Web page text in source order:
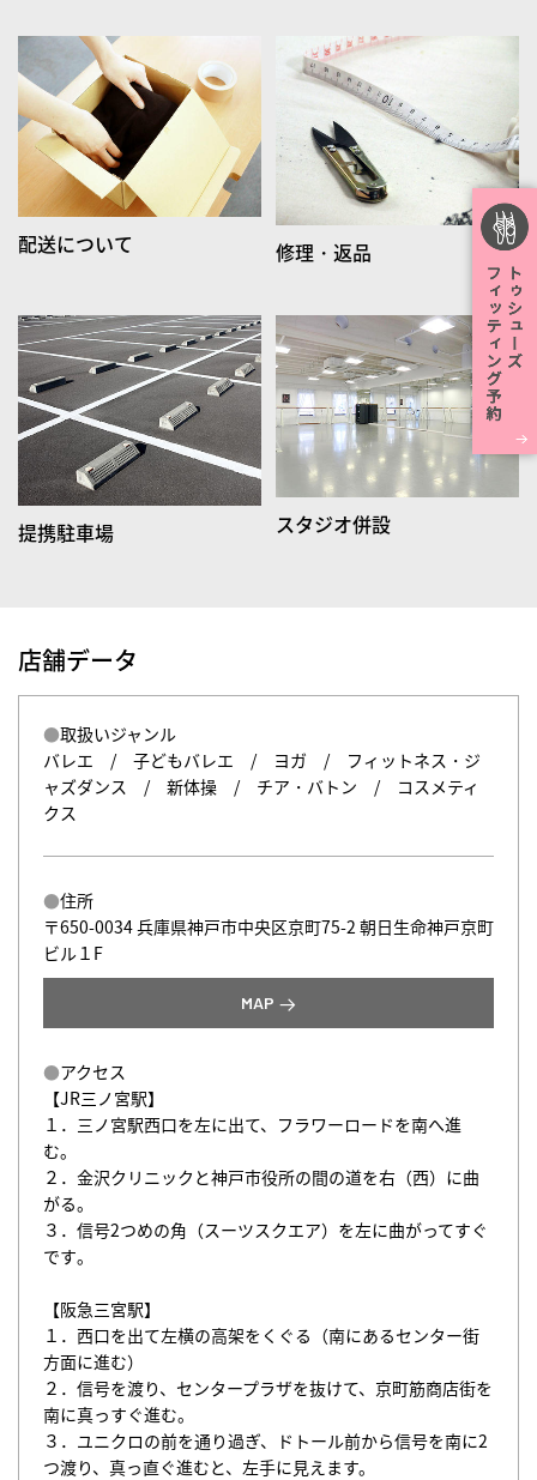
配送について 修理・返品
提携駐車場 スタジオ併設
店舗データ
取扱いジャンル
バレエ / 子どもバレエ / ヨガ / フィットネス・ジ
ャズダンス / 新体操 / チア・バトン / コスメティ
クス
住所
〒650-0034 兵庫県神戸市中央区京町75-2 朝日生命神戸京町
ビル１F
MAP
アクセス
【JR三ノ宮駅】
１． 三ノ宮駅西口を左に出て、フラワーロードを南へ進
む。
２．金沢クリニックと神戸市役所の間の道を右（西）に曲
がる。
３． 信号2つめの角（スーツスクエア）を左に曲がってすぐ
です。
【阪急三宮駅】
１．西口を出て左横の高架をくぐる（南にあるセンター街
方面に進む）
２．信号を渡り、センタープラザを抜けて、京町筋商店街を
南に真っすぐ進む。
３． ユニクロの前を通り過ぎ、ドトール前から信号を南に2
つ渡り、真っ直ぐ進むと、左手に見えます。